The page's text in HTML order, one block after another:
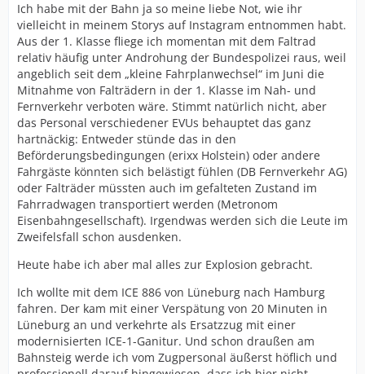
Ich habe mit der Bahn ja so meine liebe Not, wie ihr
vielleicht in meinem Storys auf Instagram entnommen habt.
Aus der 1. Klasse fliege ich momentan mit dem Faltrad
relativ häufig unter Androhung der Bundespolizei raus, weil
angeblich seit dem „kleine Fahrplanwechsel“ im Juni die
Mitnahme von Falträdern in der 1. Klasse im Nah- und
Fernverkehr verboten wäre. Stimmt natürlich nicht, aber
das Personal verschiedener EVUs behauptet das ganz
hartnäckig: Entweder stünde das in den
Beförderungsbedingungen (erixx Holstein) oder andere
Fahrgäste könnten sich belästigt fühlen (DB Fernverkehr AG)
oder Falträder müssten auch im gefalteten Zustand im
Fahrradwagen transportiert werden (Metronom
Eisenbahngesellschaft). Irgendwas werden sich die Leute im
Zweifelsfall schon ausdenken.
Heute habe ich aber mal alles zur Explosion gebracht.
Ich wollte mit dem ICE 886 von Lüneburg nach Hamburg
fahren. Der kam mit einer Verspätung von 20 Minuten in
Lüneburg an und verkehrte als Ersatzzug mit einer
modernisierten ICE-1-Ganitur. Und schon draußen am
Bahnsteig werde ich vom Zugpersonal äußerst höflich und